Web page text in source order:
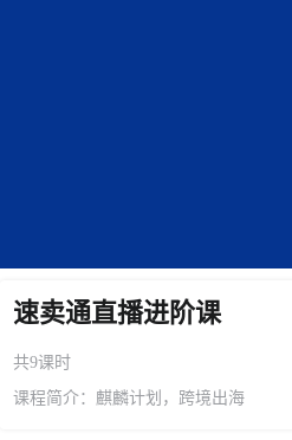
速卖通直播进阶课
共9课时
课程简介：麒麟计划，跨境出海